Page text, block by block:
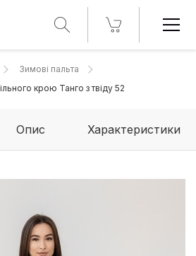
Зимові пальта
крою Танго з твіду 52
Опис Характеристики